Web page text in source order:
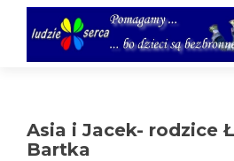
Asia i Jacek- rodzice
Bartka